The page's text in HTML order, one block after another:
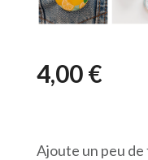
4,00€
Ajoute un peu de